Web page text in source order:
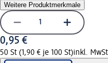
Weitere Produktmerkmale
0,95 €
50 St (1,90 € je 100 St)inkl.